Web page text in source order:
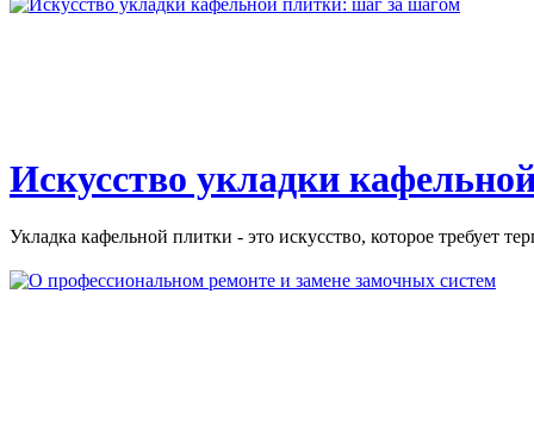
Искусство укладки
Укладка кафельной плитки - это искусство, которое требует